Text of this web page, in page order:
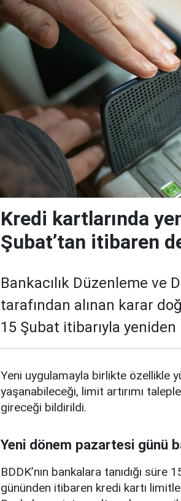
Kredi kartlarında
Şubat’tan itibaren
Bankacılık Düzenleme ve
tarafından alınan karar
15 Şubat itibarıyla
Yeni uygulamayla birlikte özellikle
yaşanabileceği, limit artırımı
gireceği bildirildi.
Yeni dönem pazartesi günü
BDDK’nın bankalara tanıdığı
gününden itibaren kredi kartı